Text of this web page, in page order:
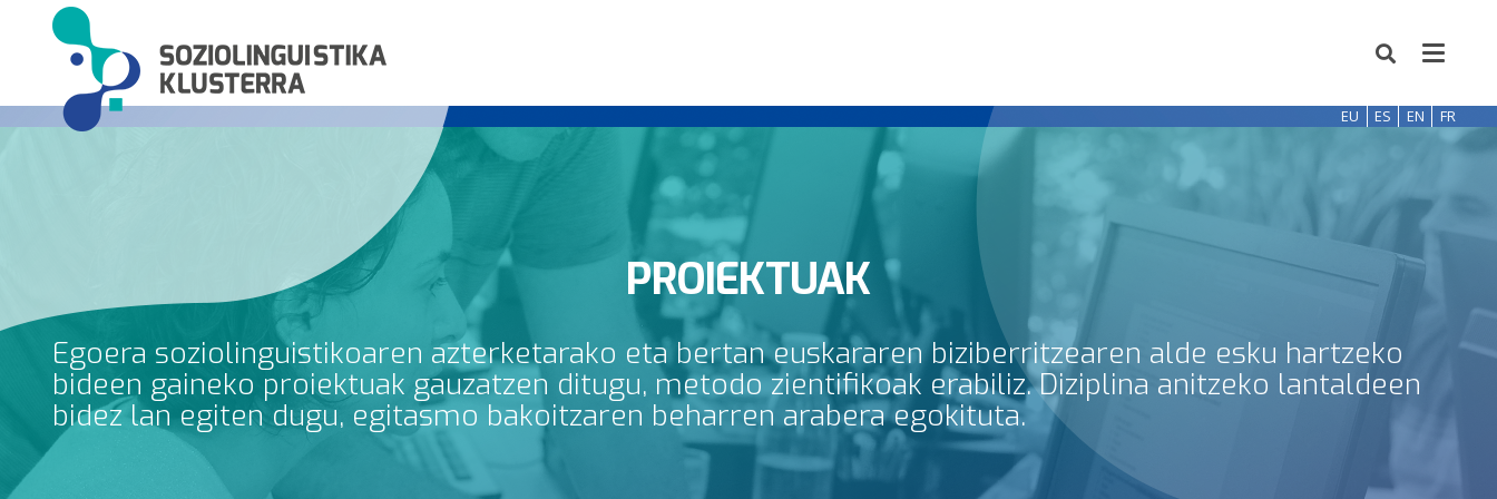
EU ES EN FR
PROIEKTUAK
Egoera soziolinguistikoaren azterketarako eta bertan euskararen biziberritzearen alde esku hartzeko
bideen gaineko proiektuak gauzatzen ditugu, metodo zientifikoak erabiliz. Diziplina anitzeko lantaldeen
bidez lan egiten dugu, egitasmo bakoitzaren beharren arabera egokituta.